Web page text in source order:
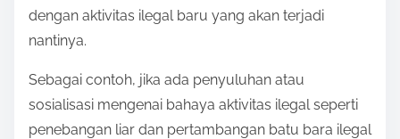
dengan aktivitas ilegal baru yang akan terjadi
nantinya.
Sebagai contoh, jika ada penyuluhan atau
sosialisasi mengenai bahaya aktivitas ilegal seperti
penebangan liar dan pertambangan batu bara ilegal